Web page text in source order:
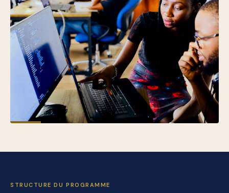
STRUCTURE DU PROGRAMME